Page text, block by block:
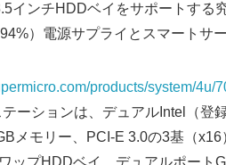
インチHDDベイをサポートする
）電源サプライとスマートサ
products/system/4u/
ーションは、デュアルIntel（登
メモリー、PCI-E 3.0の3基（
ップHDDベイ、デュアルポート